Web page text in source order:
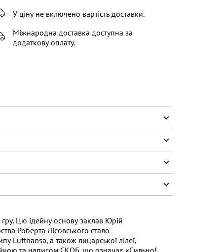
У ціну не включено вартість доставки.
Міжнародна доставка доступна за
додаткову оплату.
Цю ідейну основу заклав Юрій
Роберта Лісовського стало
Lufthansa, а також лицарської лілеї,
та написом СКОБ, що означає «Сильно!